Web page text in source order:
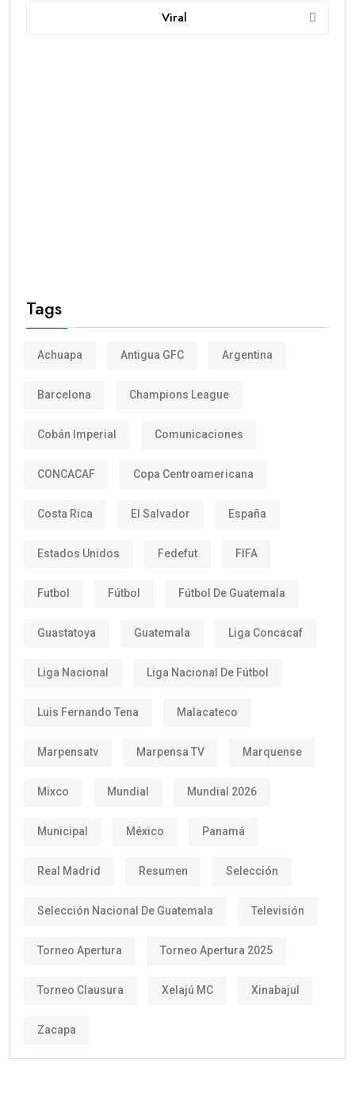
Viral
Tags
Achuapa Antigua GFC Argentina
Barcelona Champions League
Cobán Imperial Comunicaciones
CONCACAF Copa Centroamericana
Costa Rica El Salvador España
Estados Unidos Fedefut FIFA
Futbol Fútbol Fútbol De Guatemala
Guastatoya Guatemala Liga Concacaf
Liga Nacional Liga Nacional De Fútbol
Luis Fernando Tena Malacateco
Marpensatv Marpensa TV Marquense
Mixco Mundial Mundial 2026
Municipal México Panamá
Real Madrid Resumen Selección
Selección Nacional De Guatemala Televisión
Torneo Apertura Torneo Apertura 2025
Torneo Clausura Xelajú MC Xinabajul
Zacapa